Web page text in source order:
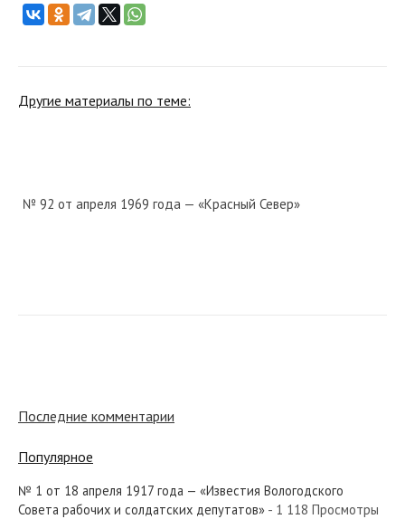
Другие материалы по теме:
№ 92 от апреля 1969 года — «Красный Север»
№ 237 от декабря 1945 года — «Красный Север»
Последние комментарии
Популярное
№ 1 от 18 апреля 1917 года — «Известия Вологодского
Совета рабочих и солдатских депутатов» - 1 118 Просмотры